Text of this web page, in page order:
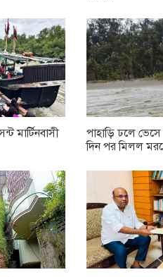
মার্টিনবাসী
পাহাড়ি ঢলে
দিন পর মিলল